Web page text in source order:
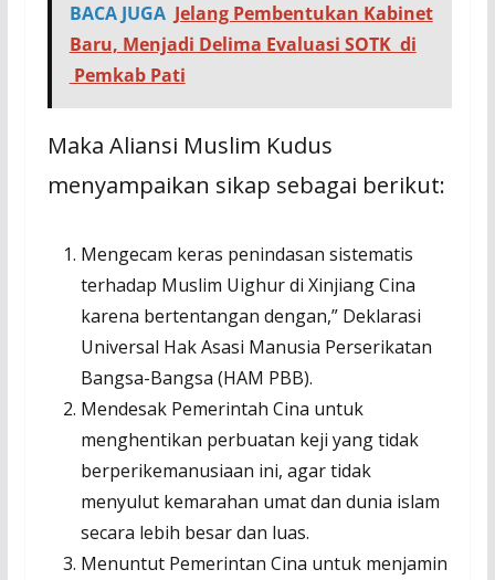
BACA JUGA Jelang Pembentukan Kabinet
Baru, Menjadi Delima Evaluasi SOTK di
Pemkab Pati
Maka Aliansi Muslim Kudus
menyampaikan sikap sebagai berikut:
Mengecam keras penindasan sistematis
terhadap Muslim Uighur di Xinjiang Cina
karena bertentangan dengan,” Deklarasi
Universal Hak Asasi Manusia Perserikatan
Bangsa-Bangsa (HAM PBB).
Mendesak Pemerintah Cina untuk
menghentikan perbuatan keji yang tidak
berperikemanusiaan ini, agar tidak
menyulut kemarahan umat dan dunia islam
secara lebih besar dan luas.
Menuntut Pemerintan Cina untuk menjamin